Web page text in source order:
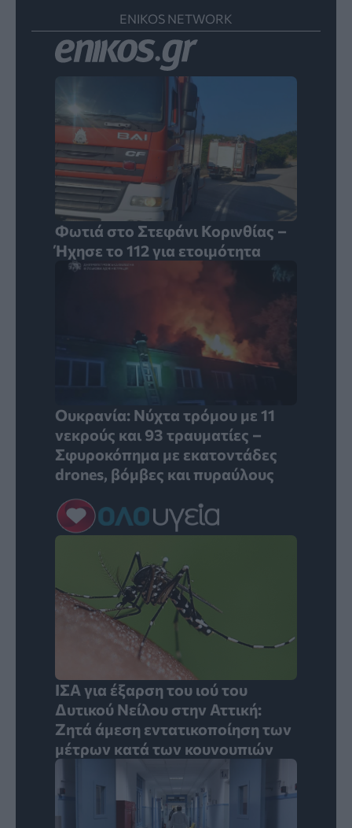
ENIKOS NETWORK
Φωτιά στο Στεφάνι Κορινθίας –
Ήχησε το 112 για ετοιμότητα
Ουκρανία: Νύχτα τρόμου με 11
νεκρούς και 93 τραυματίες –
Σφυροκόπημα με εκατοντάδες
drones, βόμβες και πυραύλους
ΙΣΑ για έξαρση του ιού του
Δυτικού Νείλου στην Αττική:
Ζητά άμεση εντατικοποίηση των
μέτρων κατά των κουνουπιών